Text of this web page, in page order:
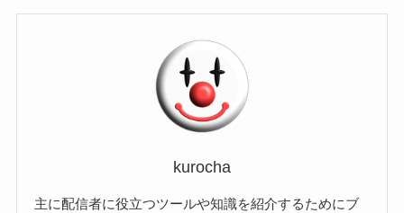
kurocha
主に配信者に役立つツールや知識を紹介するためにブ